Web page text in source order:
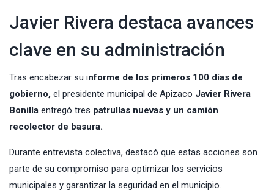
Javier Rivera destaca avances
clave en su administración
Tras encabezar su informe de los primeros 100 días de
gobierno, el presidente municipal de Apizaco Javier Rivera
Bonilla entregó tres patrullas nuevas y un camión
recolector de basura.
Durante entrevista colectiva, destacó que estas acciones son
parte de su compromiso para optimizar los servicios
municipales y garantizar la seguridad en el municipio.